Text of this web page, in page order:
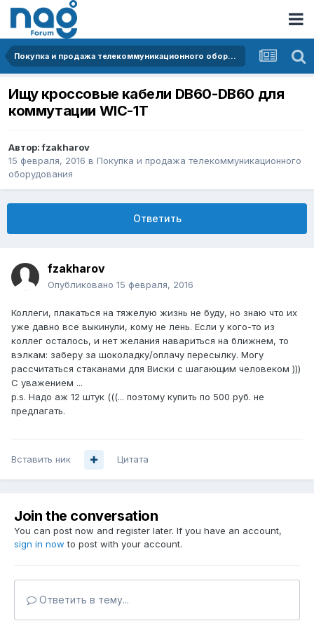
Покупка и продажа телекоммуникационного оборудования
Ищу кроссовые кабели DB60-DB60 для
коммутации WIC-1T
Автор:fzakharov
15 февраля, 2016 в Покупка и продажа телекоммуникационного
оборудования
Ответить
fzakharov
Опубликовано 15 февраля, 2016
Коллеги, плакаться на тяжелую жизнь не буду, но знаю что их
уже давно все выкинули, кому не лень. Если у кого-то из
коллег осталось, и нет желания навариться на ближнем, то
вэлкам: заберу за шоколадку/оплачу пересылку. Могу
рассчитаться стаканами для Виски с шагающим человеком )))
С уважением ...
p.s. Надо аж 12 штук (((... поэтому купить по 500 руб. не
предлагать.
Вставить ник Цитата
Join the conversation
You can post now and register later. If you have an account,
sign in now to post with your account.
Ответить в тему...